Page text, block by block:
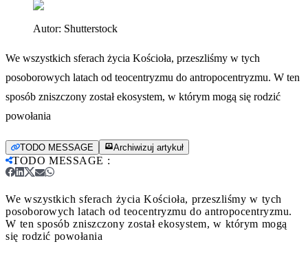
Autor: Shutterstock
We wszystkich sferach życia Kościoła, przeszliśmy w tych
posoborowych latach od teocentryzmu do antropocentryzmu. W ten
sposób zniszczony został ekosystem, w którym mogą się rodzić
powołania
TODO MESSAGE Archiwizuj artykuł
TODO MESSAGE :
We wszystkich sferach życia Kościoła, przeszliśmy w tych
posoborowych latach od teocentryzmu do antropocentryzmu.
W ten sposób zniszczony został ekosystem, w którym mogą
się rodzić powołania